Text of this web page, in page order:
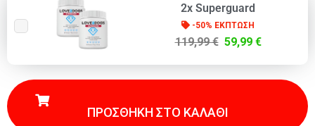
2x Superguard
-50% ΕΚΠΤΩΣΗ
119,99 € 59,99 €
ΠΡΟΣΘΗΚΗ ΣΤΟ ΚΑΛΑΘΙ